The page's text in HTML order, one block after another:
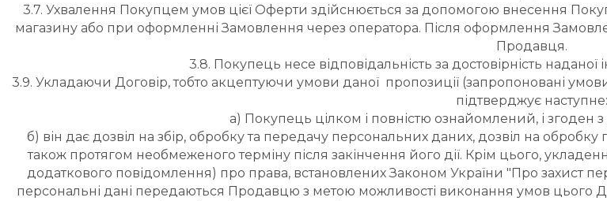
3.7. Ухвалення Покупцем умов цієї Оферти здійснюється за допомогою внесення
магазину або при оформленні Замовлення через оператора. Після оформлення
Продавця.
3.8. Покупець несе відповідальність за достовірність
3.9. Укладаючи Договір, тобто акцептуючи умови даної  пропозиції (запропоновані
підтверджує наступне:
а) Покупець цілком і повністю ознайомлений, і згоден
б) він дає дозвіл на збір, обробку та передачу персональних даних, дозвіл на
також протягом необмеженого терміну після закінчення його дії. Крім цього,
додаткового повідомлення) про права, встановлених Законом України "Про захист
персональні дані передаються Продавцю з метою можливості виконання умов цього